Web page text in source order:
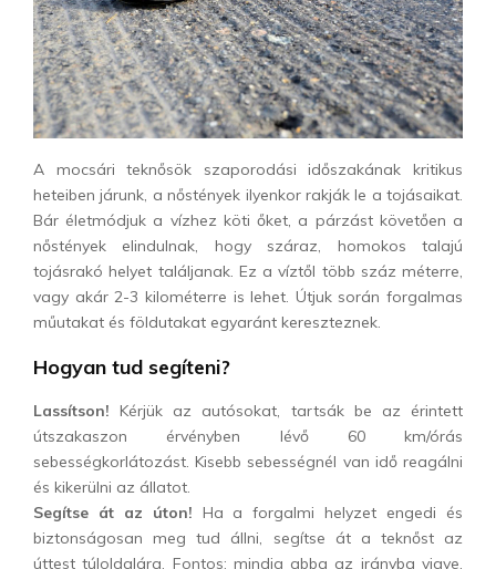
A mocsári teknősök szaporodási időszakának kritikus
heteiben járunk, a nőstények ilyenkor rakják le a tojásaikat.
Bár életmódjuk a vízhez köti őket, a párzást követően a
nőstények elindulnak, hogy száraz, homokos talajú
tojásrakó helyet találjanak. Ez a víztől több száz méterre,
vagy akár 2-3 kilométerre is lehet. Útjuk során forgalmas
műutakat és földutakat egyaránt kereszteznek.
Hogyan tud segíteni?
Lassítson! Kérjük az autósokat, tartsák be az érintett
útszakaszon érvényben lévő 60 km/órás
sebességkorlátozást. Kisebb sebességnél van idő reagálni
és kikerülni az állatot.
Segítse át az úton! Ha a forgalmi helyzet engedi és
biztonságosan meg tud állni, segítse át a teknőst az
úttest túloldalára. Fontos: mindig abba az irányba vigye,